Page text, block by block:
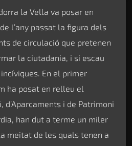
la Vella va posar en
l’any passat la figura dels
de circulació que pretenen
la ciutadania, i si escau
En el primer
ha posat en relleu el
d’Aparcaments i de Patrimoni
han dut a terme un miler
meitat de les quals tenen a